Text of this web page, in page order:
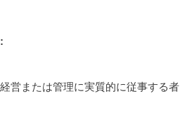
営または管理に実質的に従事する者